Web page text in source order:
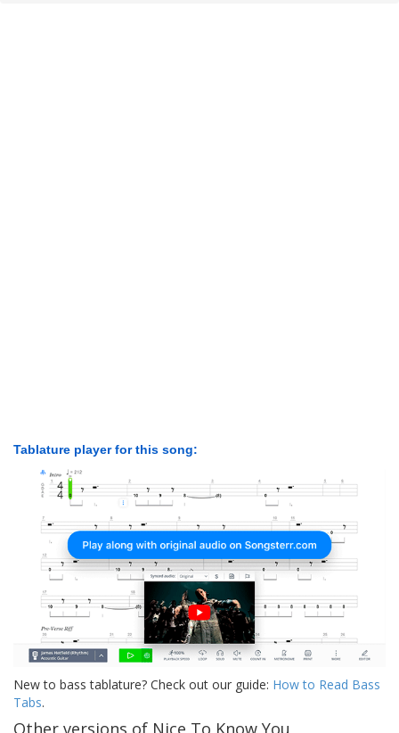
Tablature player for this song:
New to bass tablature? Check out our guide: How to Read Bass
Tabs.
Other versions of Nice To Know You